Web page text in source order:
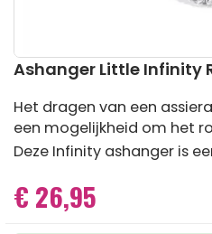
Ga
het
begin
van
de
afbeeldingen-
Ashanger Little Infinity
Het dragen van een
een mogelijkheid om het
Deze Infinity ashanger is
€ 26,95